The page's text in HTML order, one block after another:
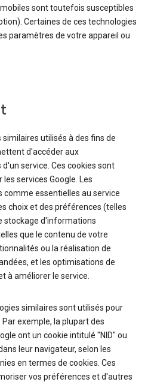
sont toutefois susceptibles
Certaines de ces technologies
paramètres de votre appareil ou
utilisés à des fins de
d'accéder aux
service. Ces cookies sont
services Google. Les
essentielles au service
choix et des préférences (telles
stockage d'informations
que le contenu de votre
ou la réalisation de
et les optimisations de
à améliorer le service.
similaires sont utilisés pour
exemple, la plupart des
ont un cookie intitulé "NID" ou
leur navigateur, selon les
en termes de cookies. Ces
vos préférences et d'autres